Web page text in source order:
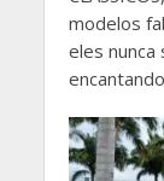
modelos
eles nunca